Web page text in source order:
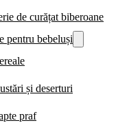
de curățat biberoane
pentru bebeluși
și deserturi
praf